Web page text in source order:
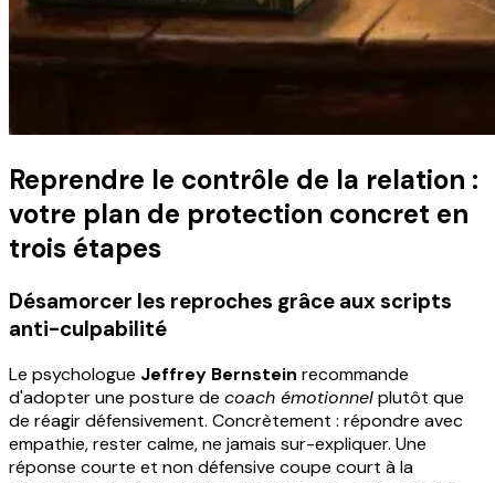
Reprendre le contrôle de la relation :
votre plan de protection concret en
trois étapes
Désamorcer les reproches grâce aux scripts
anti-culpabilité
Le psychologue Jeffrey Bernstein recommande
d'adopter une posture de coach émotionnelplutôt que
de réagir défensivement. Concrètement : répondre avec
empathie, rester calme, ne jamais sur-expliquer. Une
réponse courte et non défensive coupe court à la